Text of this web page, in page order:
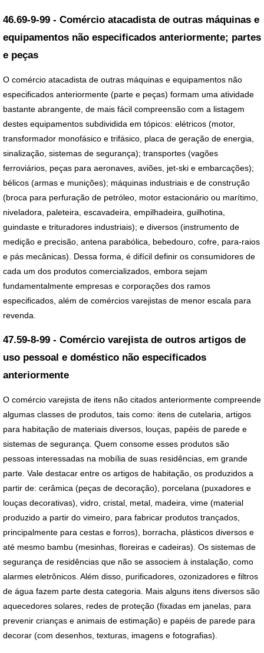
46.69-9-99 - Comércio atacadista de outras máquinas e
equipamentos não especificados anteriormente; partes
e peças
O comércio atacadista de outras máquinas e equipamentos não
especificados anteriormente (parte e peças) formam uma atividade
bastante abrangente, de mais fácil compreensão com a listagem
destes equipamentos subdividida em tópicos: elétricos (motor,
transformador monofásico e trifásico, placa de geração de energia,
sinalização, sistemas de segurança); transportes (vagões
ferroviários, peças para aeronaves, aviões, jet-ski e embarcações);
bélicos (armas e munições); máquinas industriais e de construção
(broca para perfuração de petróleo, motor estacionário ou marítimo,
niveladora, paleteira, escavadeira, empilhadeira, guilhotina,
guindaste e trituradores industriais); e diversos (instrumento de
medição e precisão, antena parabólica, bebedouro, cofre, para-raios
e pás mecânicas). Dessa forma, é difícil definir os consumidores de
cada um dos produtos comercializados, embora sejam
fundamentalmente empresas e corporações dos ramos
especificados, além de comércios varejistas de menor escala para
revenda.
47.59-8-99 - Comércio varejista de outros artigos de
uso pessoal e doméstico não especificados
anteriormente
O comércio varejista de itens não citados anteriormente compreende
algumas classes de produtos, tais como: itens de cutelaria, artigos
para habitação de materiais diversos, louças, papéis de parede e
sistemas de segurança. Quem consome esses produtos são
pessoas interessadas na mobília de suas residências, em grande
parte. Vale destacar entre os artigos de habitação, os produzidos a
partir de: cerâmica (peças de decoração), porcelana (puxadores e
louças decorativas), vidro, cristal, metal, madeira, vime (material
produzido a partir do vimeiro, para fabricar produtos trançados,
principalmente para cestas e forros), borracha, plásticos diversos e
até mesmo bambu (mesinhas, floreiras e cadeiras). Os sistemas de
segurança de residências que não se associem à instalação, como
alarmes eletrônicos. Além disso, purificadores, ozonizadores e filtros
de água fazem parte desta categoria. Mais alguns itens diversos são
aquecedores solares, redes de proteção (fixadas em janelas, para
prevenir crianças e animais de estimação) e papéis de parede para
decorar (com desenhos, texturas, imagens e fotografias).